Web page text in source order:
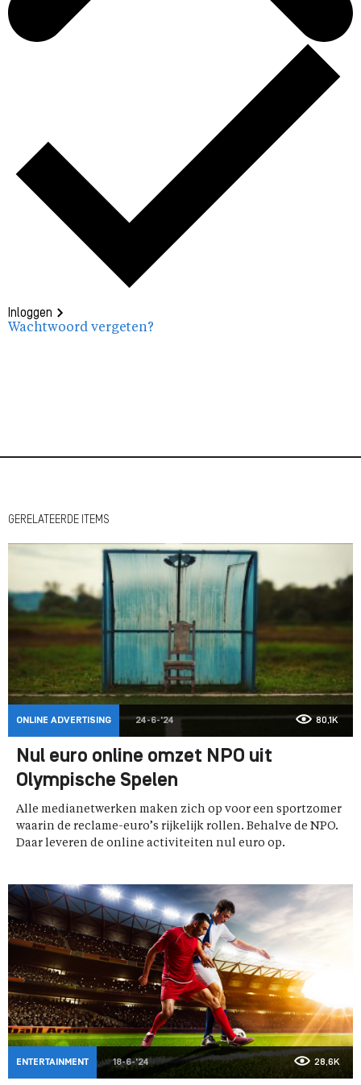
Inloggen
Wachtwoord vergeten?
GERELATEERDE ITEMS
ONLINE ADVERTISING 24-6-'24 80,1K
Nul euro online omzet NPO uit
Olympische Spelen
Alle medianetwerken maken zich op voor een sportzomer
waarin de reclame-euro’s rijkelijk rollen. Behalve de NPO.
Daar leveren de online activiteiten nul euro op.
ENTERTAINMENT 18-6-'24 28,6K